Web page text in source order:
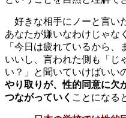
好きな相手にノーと言い
あなたが嫌いなわけじゃな
「今日は疲れているから
いいし、言われた側も「じ
い？」と聞いていけばいい
やり取りが、性的同意に欠
つながっていく ことになる